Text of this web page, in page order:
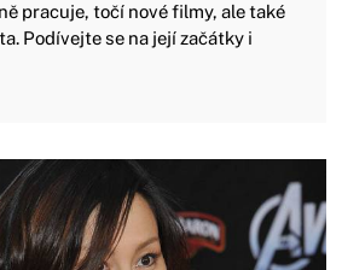
pracuje, točí nové filmy, ale také
Podívejte se na její začátky i